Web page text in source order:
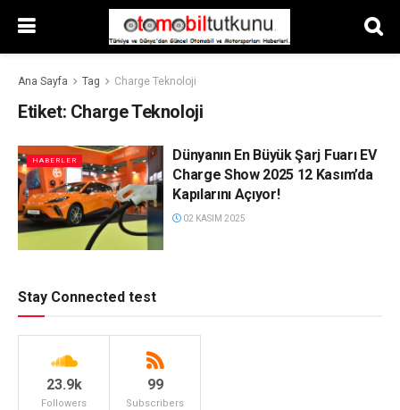
Ana Sayfa Tag Charge Teknoloji
Etiket: Charge Teknoloji
HABERLER
Dünyanın En Büyük Şarj Fuarı EV
Charge Show 2025 12 Kasım’da
Kapılarını Açıyor!
02 KASIM 2025
Stay Connected test
23.9k
Followers
99
Subscribers